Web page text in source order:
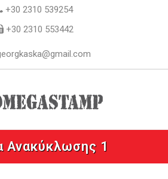
+30 2310 539254
+30 2310 553442
Ανακύκλωσης 1